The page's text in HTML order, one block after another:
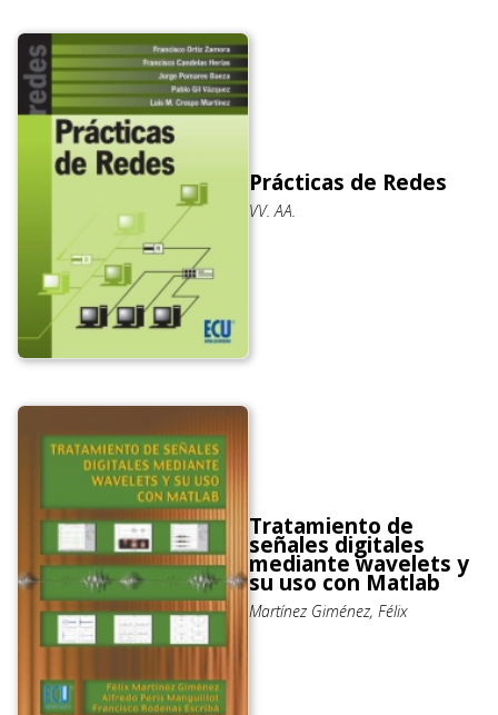
Prácticas de Redes
VV. AA.
Tratamiento de
señales digitales
mediante wavelets y
su uso con Matlab
Martínez Giménez, Félix